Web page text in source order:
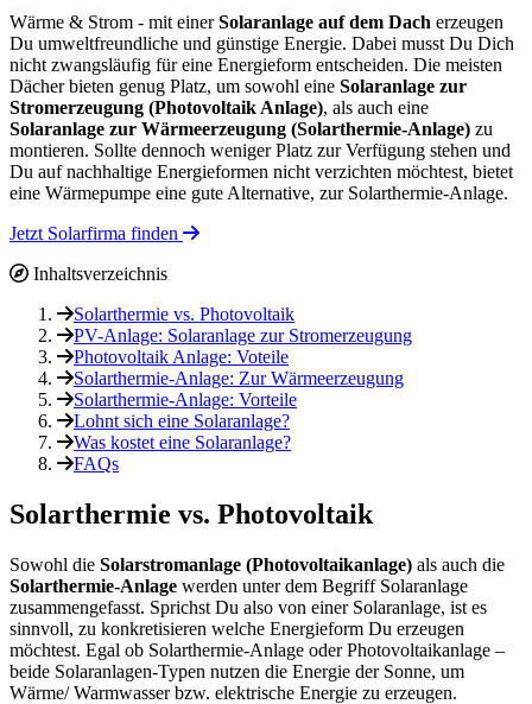
Wärme & Strom - mit einerSolaranlage auf dem Dach erzeugen
Du umweltfreundliche und günstige Energie. Dabei musst Du Dich
nicht zwangsläufig für eine Energieform entscheiden. Die meisten
Dächer bieten genug Platz, um sowohl eine Solaranlage zur
Stromerzeugung (Photovoltaik Anlage), als auch eine
Solaranlage zur Wärmeerzeugung (Solarthermie-Anlage) zu
montieren. Sollte dennoch weniger Platz zur Verfügung stehen und
Du auf nachhaltige Energieformen nicht verzichten möchtest, bietet
eine Wärmepumpe eine gute Alternative, zur Solarthermie-Anlage.
Jetzt Solarfirma finden
Inhaltsverzeichnis
Solarthermie vs. Photovoltaik
PV-Anlage: Solaranlage zur Stromerzeugung
Photovoltaik Anlage: Voteile
Solarthermie-Anlage: Zur Wärmeerzeugung
Solarthermie-Anlage: Vorteile
Lohnt sich eine Solaranlage?
Was kostet eine Solaranlage?
FAQs
Solarthermie vs. Photovoltaik
Sowohl die Solarstromanlage (Photovoltaikanlage) als auch die
Solarthermie-Anlage werden unter dem Begriff Solaranlage
zusammengefasst. Sprichst Du also von einer Solaranlage, ist es
sinnvoll, zu konkretisieren welche Energieform Du erzeugen
möchtest. Egal ob Solarthermie-Anlage oder Photovoltaikanlage –
beide Solaranlagen-Typen nutzen die Energie der Sonne, um
Wärme/ Warmwasser bzw. elektrische Energie zu erzeugen.